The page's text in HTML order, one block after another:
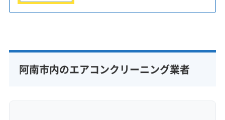
阿南市内のエアコンクリーニング業者